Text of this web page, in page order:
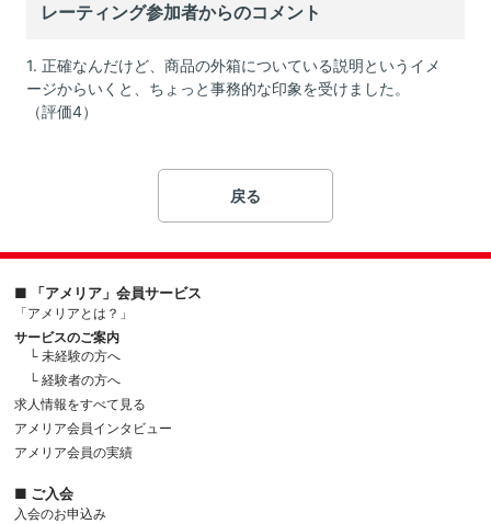
レーティング参加者からのコメント
1. 正確なんだけど、商品の外箱についている説明というイメ
ージからいくと、ちょっと事務的な印象を受けました。
（評価4）
戻る
■ 「アメリア」会員サービス
「アメリアとは？」
サービスのご案内
└ 未経験の方へ
└ 経験者の方へ
求人情報をすべて見る
アメリア会員インタビュー
アメリア会員の実績
■ ご入会
入会のお申込み